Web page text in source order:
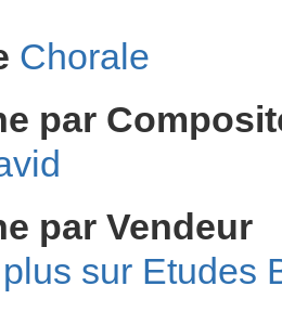
Chorale
par
par Vendeur
Etudes